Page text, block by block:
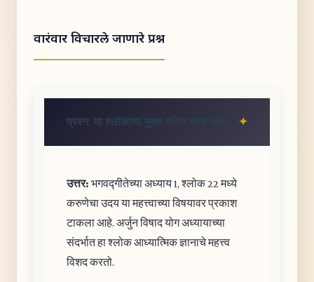
वारंवार विचारले जाणारे प्रश्न
प्रश्न: या श्लोकाचा मुख्य संदेश काय आहे?
उत्तर: भगवद्गीतेच्या अध्याय 1, श्लोक 22 मध्ये
करुणेचा उदय या महत्त्वाच्या विषयावर प्रकाश
टाकला आहे. अर्जुन विषाद योग अध्यायाच्या
संदर्भात हा श्लोक आध्यात्मिक ज्ञानाचे महत्त्व
विशद करतो.